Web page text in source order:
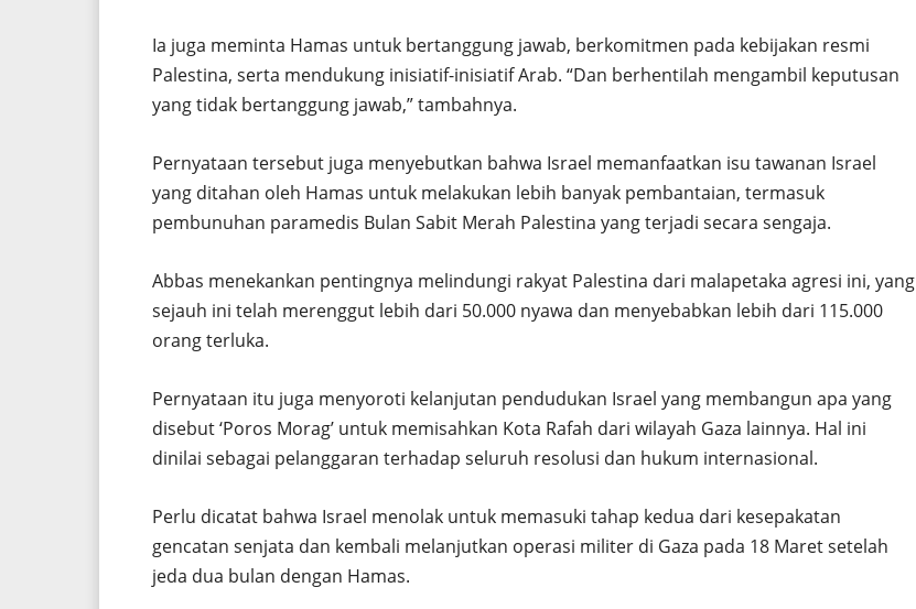
Ia juga meminta Hamas untuk bertanggung jawab, berkomitmen pada kebijakan resmi
Palestina, serta mendukung inisiatif-inisiatif Arab. “Dan berhentilah mengambil keputusan
yang tidak bertanggung jawab,” tambahnya.
Pernyataan tersebut juga menyebutkan bahwa Israel memanfaatkan isu tawanan Israel
yang ditahan oleh Hamas untuk melakukan lebih banyak pembantaian, termasuk
pembunuhan paramedis Bulan Sabit Merah Palestina yang terjadi secara sengaja.
Abbas menekankan pentingnya melindungi rakyat Palestina dari malapetaka agresi ini, yang
sejauh ini telah merenggut lebih dari 50.000 nyawa dan menyebabkan lebih dari 115.000
orang terluka.
Pernyataan itu juga menyoroti kelanjutan pendudukan Israel yang membangun apa yang
disebut ‘Poros Morag’ untuk memisahkan Kota Rafah dari wilayah Gaza lainnya. Hal ini
dinilai sebagai pelanggaran terhadap seluruh resolusi dan hukum internasional.
Perlu dicatat bahwa Israel menolak untuk memasuki tahap kedua dari kesepakatan
gencatan senjata dan kembali melanjutkan operasi militer di Gaza pada 18 Maret setelah
jeda dua bulan dengan Hamas.